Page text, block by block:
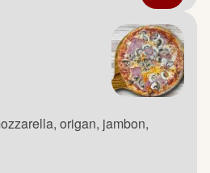
origan, jambon,